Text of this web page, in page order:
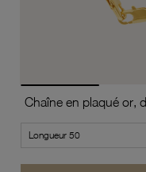
Chaîne en plaqué or,